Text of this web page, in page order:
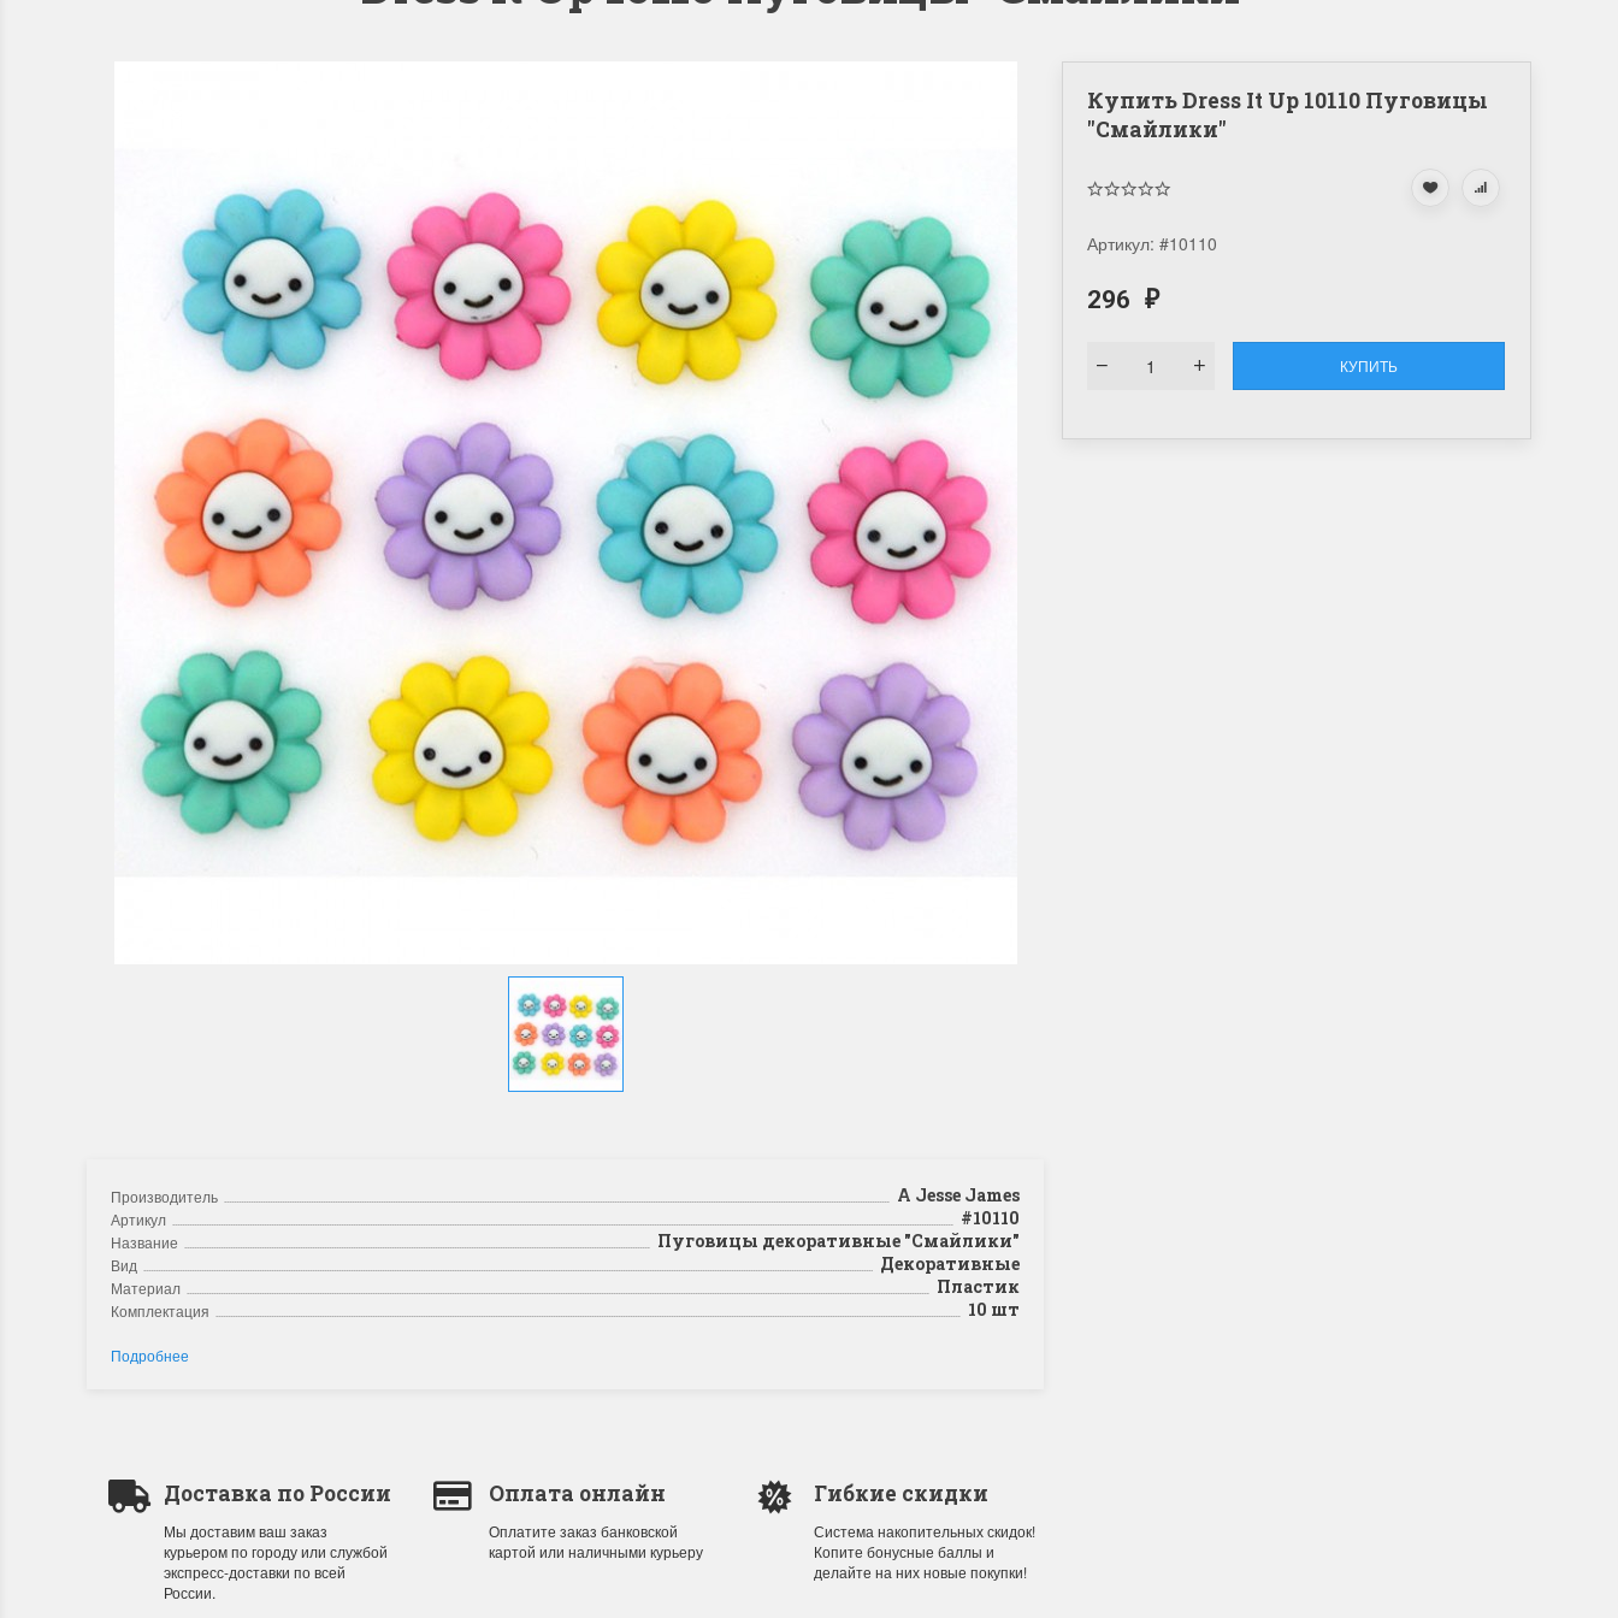
Производитель A Jesse James
Артикул #10110
Название Пуговицы декоративные "Смайлики"
Вид Декоративные
Материал Пластик
Комплектация 10 шт
Подробнее
Доставка по России
Мы доставим ваш заказ
курьером по городу или службой
экспресс-доставки по всей
России.
Оплата онлайн
Оплатите заказ банковской
картой или наличными курьеру
Гибкие скидки
Система накопительных скидок!
Копите бонусные баллы и
делайте на них новые покупки!
Купить Dress It Up 10110 Пуговицы
"Смайлики"
Артикул: #10110
296 ₽
КУПИТЬ